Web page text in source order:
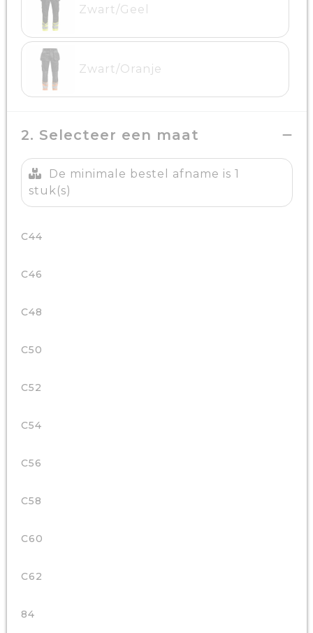
Zwart/Geel
Zwart/Oranje
2. Selecteer een maat
De minimale bestel afname is 1
stuk(s)
C44
C46
C48
C50
C52
C54
C56
C58
C60
C62
84